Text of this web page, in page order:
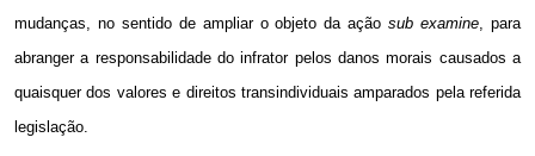
mudanças, no sentido de ampliar o objeto da açãosub examine, para
abranger a responsabilidade do infrator pelos danos morais causados a
quaisquer dos valores e direitos transindividuais amparados pela referida
legislação.